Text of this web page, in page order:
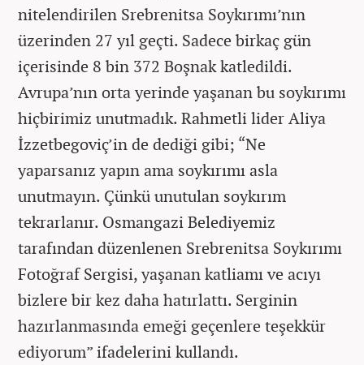
nitelendirilen Srebrenitsa Soykırımı’nın
üzerinden 27 yıl geçti. Sadece birkaç gün
içerisinde 8 bin 372 Boşnak katledildi.
Avrupa’nın orta yerinde yaşanan bu soykırımı
hiçbirimiz unutmadık. Rahmetli lider Aliya
İzzetbegoviç’in de dediği gibi; “Ne
yaparsanız yapın ama soykırımı asla
unutmayın. Çünkü unutulan soykırım
tekrarlanır. Osmangazi Belediyemiz
tarafından düzenlenen Srebrenitsa Soykırımı
Fotoğraf Sergisi, yaşanan katliamı ve acıyı
bizlere bir kez daha hatırlattı. Serginin
hazırlanmasında emeği geçenlere teşekkür
ediyorum” ifadelerini kullandı.